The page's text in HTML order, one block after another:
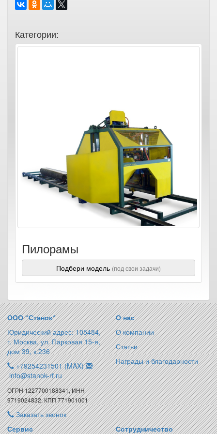
Категории:
Пилорамы
Подбери модель (под свои задачи)
ООО “Станок“
Юридический адрес: 105484,
г. Москва, ул. Парковая 15-я,
дом 39, к.236
+79254231501 (MAX)
info@stanok-rf.ru
ОГРН 1227700188341, ИНН
9719024832, КПП 771901001
Заказать звонок
О нас
О компании
Статьи
Награды и благодарности
Сервис Сотрудничество